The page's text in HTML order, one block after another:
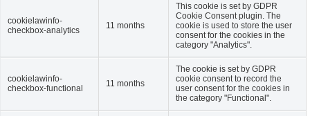
cookielawinfo-
checkbox-analytics
11 months
This cookie is set by GDPR
Cookie Consent plugin. The
cookie is used to store the user
consent for the cookies in the
category "Analytics".
cookielawinfo-
checkbox-functional
11 months
The cookie is set by GDPR
cookie consent to record the
user consent for the cookies in
the category "Functional".